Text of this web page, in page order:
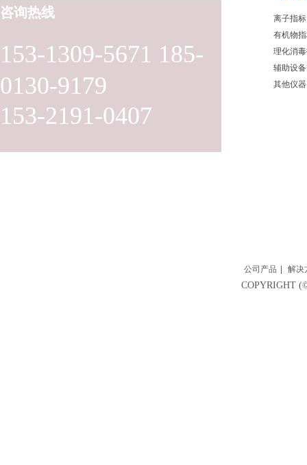
153-1309-5671 185-
0130-9179
153-2191-0407
咨询热线
离子指标
有机物
理化消
辅助设备
其他仪器
公司产品 解决
COPYRIGHT